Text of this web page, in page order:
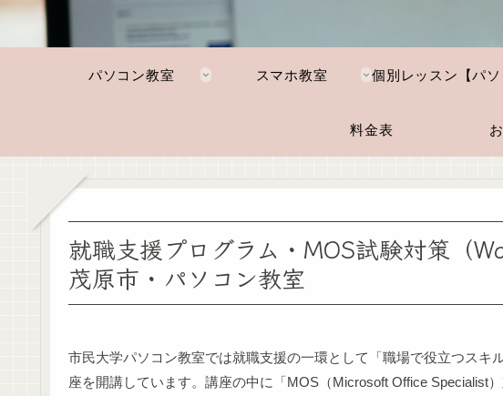
パソコン教室 スマホ教室
料金表
就職支援プログラム・MOS試験対策（
茂原市・パソコン教室
市民大学パソコン教室では就職支援の一環として「職場で役立つスキ
座を開講しています。講座の中に「MOS（Microsoft Office Specialist